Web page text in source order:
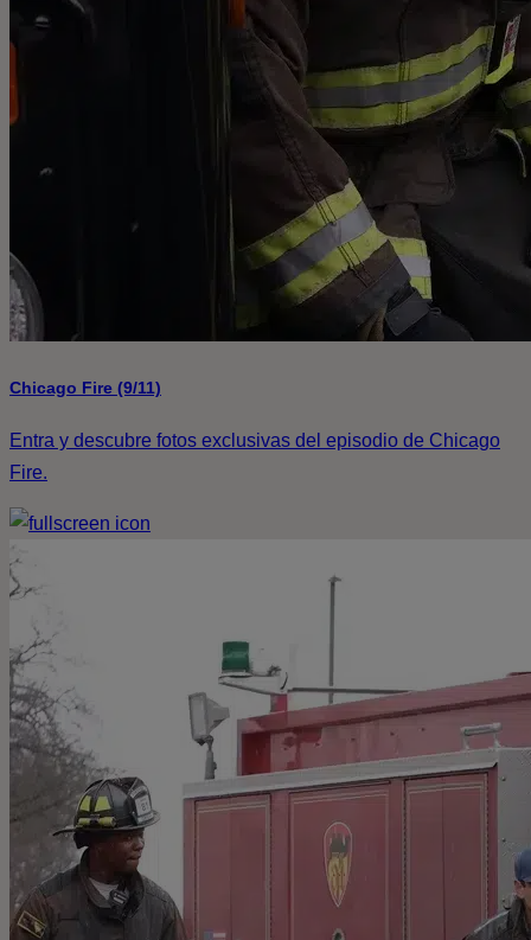
Chicago Fire (9/11)
Entra y descubre fotos exclusivas del episodio de Chicago
Fire.